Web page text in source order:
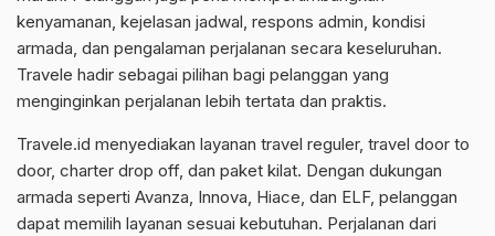
kenyamanan, kejelasan jadwal, respons admin, kondisi
armada, dan pengalaman perjalanan secara keseluruhan.
Travele hadir sebagai pilihan bagi pelanggan yang
menginginkan perjalanan lebih tertata dan praktis.
Travele.id menyediakan layanan travel reguler, travel door to
door, charter drop off, dan paket kilat. Dengan dukungan
armada seperti Avanza, Innova, Hiace, dan ELF, pelanggan
dapat memilih layanan sesuai kebutuhan. Perjalanan dari